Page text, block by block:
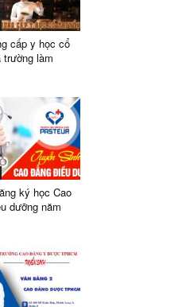
cấp y học cổ
trường làm
ký học Cao
dưỡng năm